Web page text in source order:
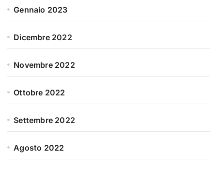
Gennaio 2023
Dicembre 2022
Novembre 2022
Ottobre 2022
Settembre 2022
Agosto 2022